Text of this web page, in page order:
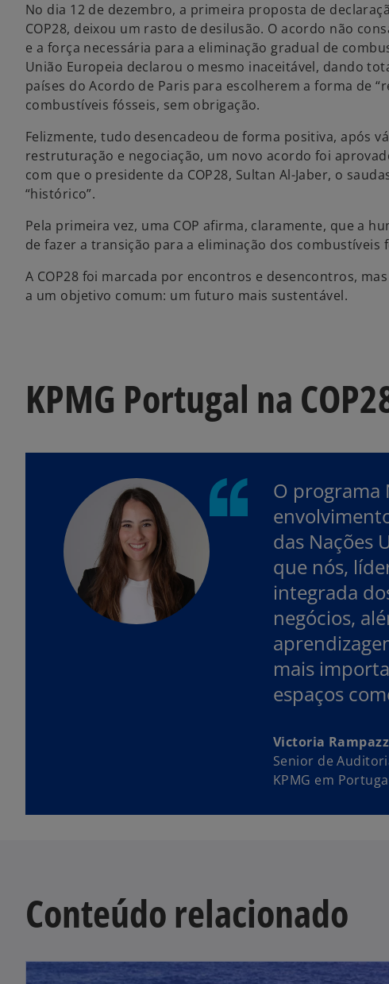
No dia 12 de dezembro, a primeira proposta de
COP28, deixou um rasto de desilusão. O acordo não
e a força necessária para a eliminação gradual de
União Europeia declarou o mesmo inaceitável, dando
países do Acordo de Paris para escolherem a forma de
combustíveis fósseis, sem obrigação.
Felizmente, tudo desencadeou de forma positiva, após
restruturação e negociação, um novo acordo foi
com que o presidente da COP28, Sultan Al-Jaber, o
“histórico”.
Pela primeira vez, uma COP afirma, claramente, que a
de fazer a transição para a eliminação dos combustíveis
A COP28 foi marcada por encontros e desencontros,
a um objetivo comum: um futuro mais sustentável.
KPMG Portugal na
O programa
das Nações
que nós,
integrada
negócios,
mais
espaços
Victoria
Senior de
KPMG em
Conteúdo relacionado